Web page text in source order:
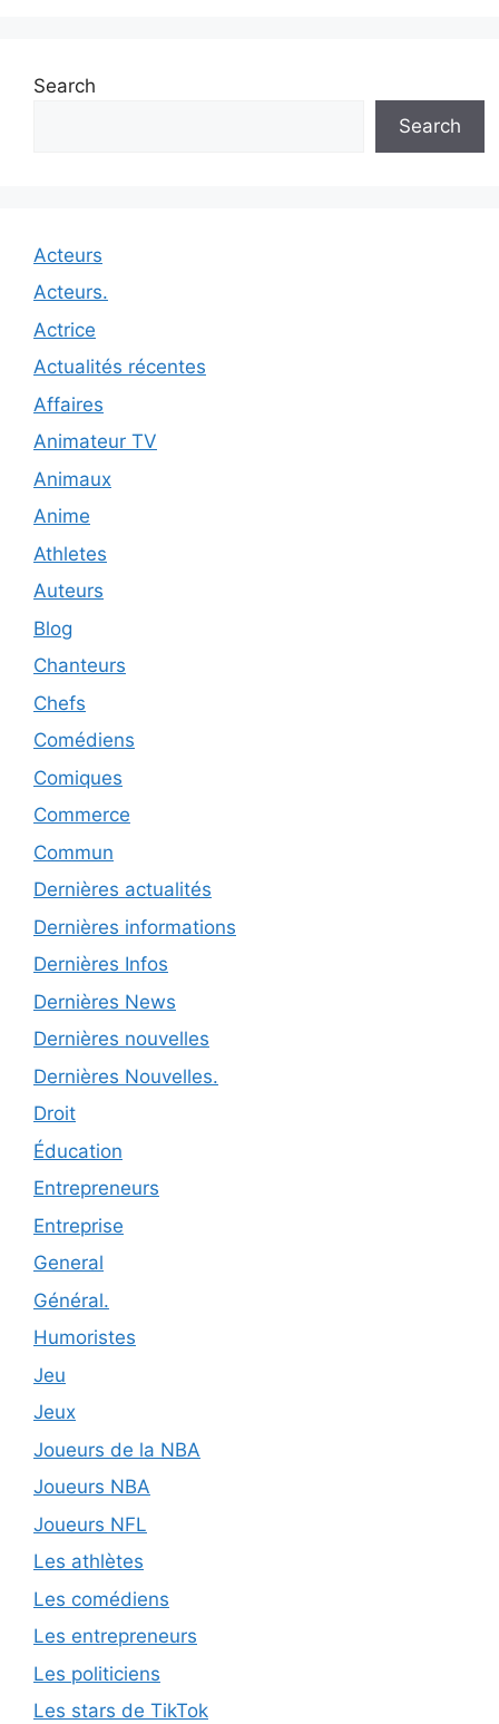
Search
Search
Acteurs
Acteurs.
Actrice
Actualités récentes
Affaires
Animateur TV
Animaux
Anime
Athletes
Auteurs
Blog
Chanteurs
Chefs
Comédiens
Comiques
Commerce
Commun
Dernières actualités
Dernières informations
Dernières Infos
Dernières News
Dernières nouvelles
Dernières Nouvelles.
Droit
Éducation
Entrepreneurs
Entreprise
General
Général.
Humoristes
Jeu
Jeux
Joueurs de la NBA
Joueurs NBA
Joueurs NFL
Les athlètes
Les comédiens
Les entrepreneurs
Les politiciens
Les stars de TikTok